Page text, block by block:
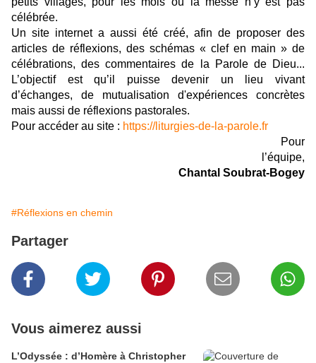
célébrée.
Un site internet a aussi été créé, afin de proposer des
articles de réflexions, des schémas « clef en main » de
célébrations, des commentaires de la Parole de Dieu...
L’objectif est qu’il puisse devenir un lieu vivant
d’échanges, de mutualisation d'expériences concrètes
mais aussi de réflexions pastorales.
Pour accéder au site : https://liturgies-de-la-parole.fr
Pour
l’équipe,
Chantal Soubrat-Bogey
#Réflexions en chemin
Partager
Vous aimerez aussi
L’Odyssée : d’Homère à Christopher